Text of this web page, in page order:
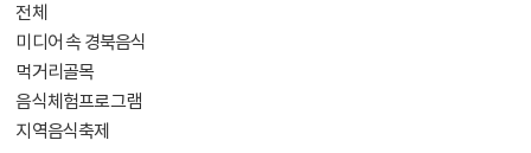
전체
미디어 속 경북음식
먹거리골목
음식체험프로그램
지역음식축제